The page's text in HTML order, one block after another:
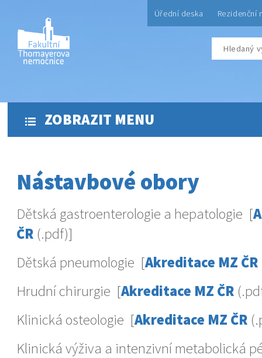
Úřední deska Rezidenční
ZOBRAZIT MENU
Nástavbové obory
Dětská gastroenterologie a hepatologie [
ČR (.pdf)]
Dětská pneumologie [Akreditace MZ ČR
Hrudní chirurgie [Akreditace MZ ČR
Klinická osteologie [Akreditace MZ ČR
Klinická výživa a intenzivní metabolická